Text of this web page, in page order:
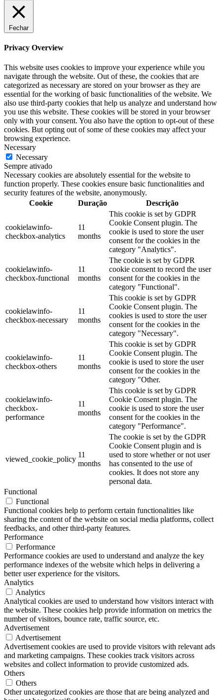
Fechar
Privacy Overview
This website uses cookies to improve your experience while you
navigate through the website. Out of these, the cookies that are
categorized as necessary are stored on your browser as they are
essential for the working of basic functionalities of the website. We
also use third-party cookies that help us analyze and understand how
you use this website. These cookies will be stored in your browser
only with your consent. You also have the option to opt-out of these
cookies. But opting out of some of these cookies may affect your
browsing experience.
Necessary
Necessary
Sempre ativado
Necessary cookies are absolutely essential for the website to
function properly. These cookies ensure basic functionalities and
security features of the website, anonymously.
Cookie
Duração Descrição
cookielawinfo-
checkbox-analytics
11
months
This cookie is set by GDPR
Cookie Consent plugin. The
cookie is used to store the user
consent for the cookies in the
category "Analytics".
cookielawinfo-
checkbox-functional
11
months
The cookie is set by GDPR
cookie consent to record the user
consent for the cookies in the
category "Functional".
cookielawinfo-
checkbox-necessary
11
months
This cookie is set by GDPR
Cookie Consent plugin. The
cookies is used to store the user
consent for the cookies in the
category "Necessary".
cookielawinfo-
checkbox-others
11
months
This cookie is set by GDPR
Cookie Consent plugin. The
cookie is used to store the user
consent for the cookies in the
category "Other.
cookielawinfo-
checkbox-
performance
11
months
This cookie is set by GDPR
Cookie Consent plugin. The
cookie is used to store the user
consent for the cookies in the
category "Performance".
viewed_cookie_policy
11
months
The cookie is set by the GDPR
Cookie Consent plugin and is
used to store whether or not user
has consented to the use of
cookies. It does not store any
personal data.
Functional
Functional
Functional cookies help to perform certain functionalities like
sharing the content of the website on social media platforms, collect
feedbacks, and other third-party features.
Performance
Performance
Performance cookies are used to understand and analyze the key
performance indexes of the website which helps in delivering a
better user experience for the visitors.
Analytics
Analytics
Analytical cookies are used to understand how visitors interact with
the website. These cookies help provide information on metrics the
number of visitors, bounce rate, traffic source, etc.
Advertisement
Advertisement
Advertisement cookies are used to provide visitors with relevant ads
and marketing campaigns. These cookies track visitors across
websites and collect information to provide customized ads.
Others
Others
Other uncategorized cookies are those that are being analyzed and